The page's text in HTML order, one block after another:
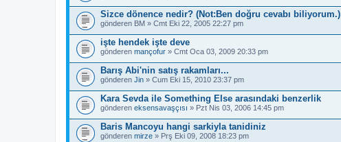
Sizce dönence nedir? (Not:Ben doğru cevabı biliyorum.)
gönderen BM » Cmt Eki 22, 2005 22:27 pm
işte hendek işte deve
gönderen mançofur » Cmt Oca 03, 2009 20:33 pm
Barış Abi'nin satış rakamları...
gönderen Jin » Cum Eki 15, 2010 23:37 pm
Kara Sevda ile Something Else arasındaki benzerlik
gönderen eksensavaşçısı » Pzt Nis 03, 2006 14:45 pm
Baris Mancoyu hangi sarkiyla tanidiniz
gönderen mirze » Prş Eki 09, 2008 18:23 pm